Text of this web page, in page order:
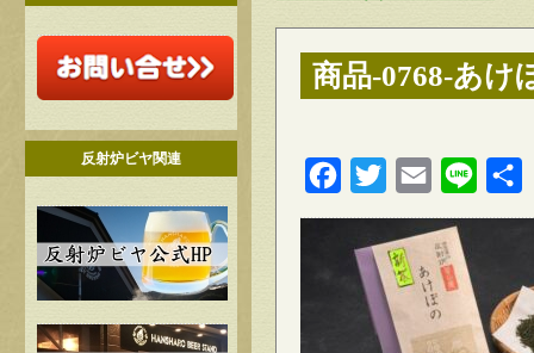
反射炉ビヤ関連
商品-0768-あけ
FacebookTwitter Email Line